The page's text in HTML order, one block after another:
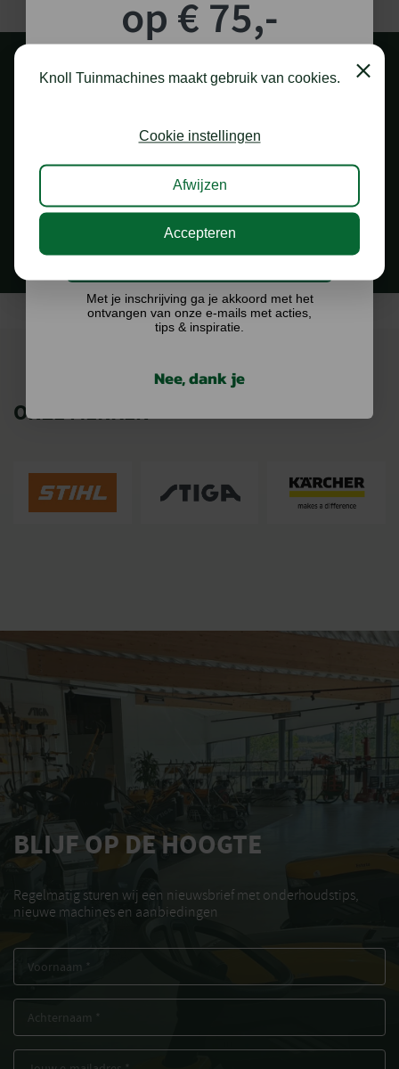
1.000 M2 SHOWROOM
in Staphorst
ONZE MERKEN
BLIJF OP DE HOOGTE
Regelmatig sturen wij een nieuwsbrief met onderhoudstips,
nieuwe machines en aanbiedingen
Knoll Tuinmachines maakt gebruik van cookies. Close
Cookie instellingen
Afwijzen
Accepteren
op € 75,-
shoptegoed!
kans op €75,- te besteden op onze webshop.
Ik doe graag mee!
Met je inschrijving ga je akkoord met het
ontvangen van onze e-mails met acties,
tips & inspiratie.
Nee, dank je